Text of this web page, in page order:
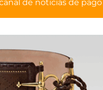
de noticias de pago